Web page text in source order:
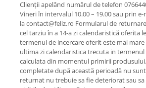
Clienții apelând numărul de telefon
Vineri în intervalul 10.00 – 19.00 sau prin e-
la contact@feliz.ro Formularul de
cel tarziu în a 14-a zi calendaristică oferita
termenul de incercare oferit este mai mare
ultima zi calendaristica trecuta in termenul
calculata din momentul primirii
completate după această perioadă nu
returnat nu trebuie sa fie deteriorat sau